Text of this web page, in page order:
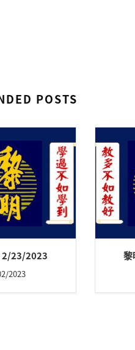
POSTS
2/23/2023
2023